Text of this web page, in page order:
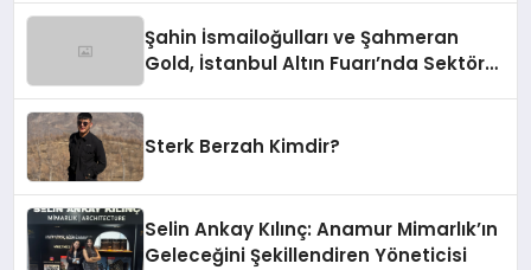
Şahin İsmailoğulları ve Şahmeran
Gold, İstanbul Altın Fuarı’nda Sektöre
Sterk Berzah Kimdir?
Selin Ankay Kılınç: Anamur Mimarlık’ın
Geleceğini Şekillendiren Yöneticisi